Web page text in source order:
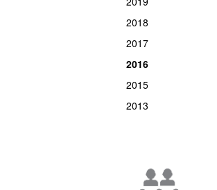
2018
2017
2016
2015
2013